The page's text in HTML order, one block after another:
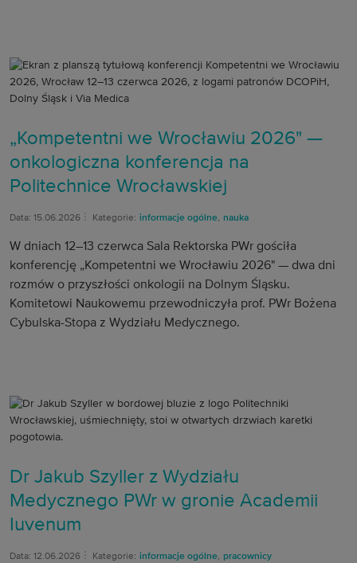
„Kompetentni we Wrocławiu 2026" —
onkologiczna konferencja na
Politechnice Wrocławskiej
Data: 15.06.2026 Kategorie: informacje ogólne, nauka
W dniach 12–13 czerwca Sala Rektorska PWr gościła
konferencję „Kompetentni we Wrocławiu 2026" — dwa dni
rozmów o przyszłości onkologii na Dolnym Śląsku.
Komitetowi Naukowemu przewodniczyła prof. PWr Bożena
Cybulska-Stopa z Wydziału Medycznego.
Dr Jakub Szyller z Wydziału
Medycznego PWr w gronie Academii
Iuvenum
Data: 12.06.2026 Kategorie: informacje ogólne, pracownicy